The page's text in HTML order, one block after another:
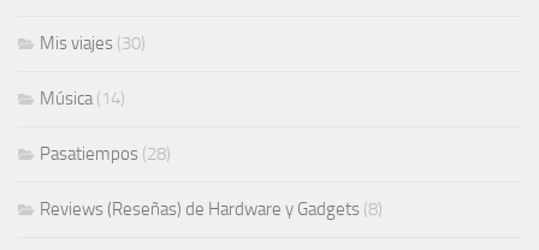
Mis viajes (30)
Música(14)
Pasatiempos (28)
Reviews (Reseñas) de Hardware y Gadgets (8)